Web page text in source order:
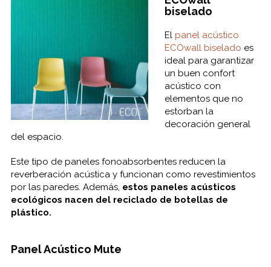
biselado
El panel acústico
ECOwall biselado es
ideal para garantizar
un buen confort
acústico con
elementos que no
estorban la
decoración general
del espacio.
Este tipo de paneles fonoabsorbentes reducen la
reverberación acústica y funcionan como revestimientos
por las paredes. Además, estos paneles acústicos
ecológicos nacen del reciclado de botellas de
plástico.
Panel Acústico Mute